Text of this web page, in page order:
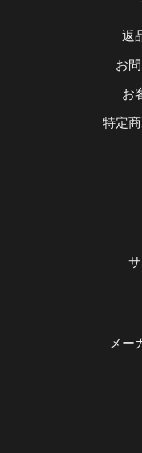
返
お
お
特定
メー